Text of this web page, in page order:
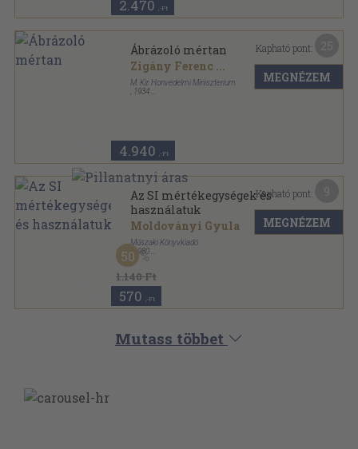
2.470 ,-Ft
Ábrázoló mértan
Zigány Ferenc ...
M. Kir. Honvédelmi Miniszterium
1934
4.940 ,-Ft
Kapható pont:
MEGNÉZEM
Az SI mértékegységek és
használatuk
Moldoványi Gyula
Műszaki Könyvkiadó
, 1980
Ragasztott papírkötés
1.140 Ft
50
570 ,-Ft
Kapható pont:
MEGNÉZEM
Mutass többet